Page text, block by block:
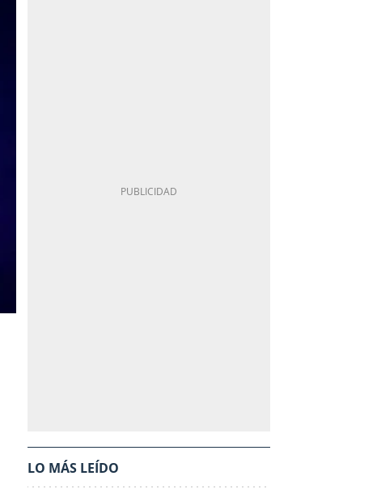
LO MÁS LEÍDO